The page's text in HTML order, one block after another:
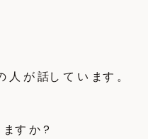
人 が 話し て い ます 。
す か ?